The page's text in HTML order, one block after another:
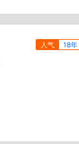
人气 18年